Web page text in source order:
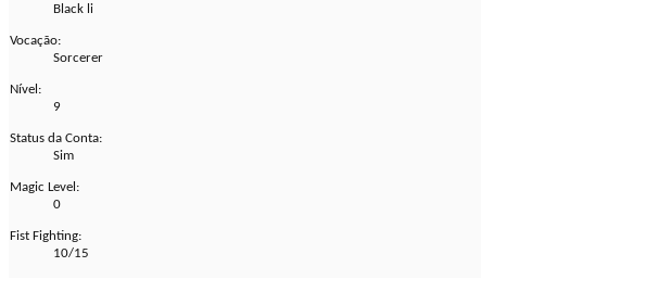
Black li
Vocação:
Sorcerer
Nível:
9
Status da Conta:
Sim
Magic Level:
0
Fist Fighting:
10/15